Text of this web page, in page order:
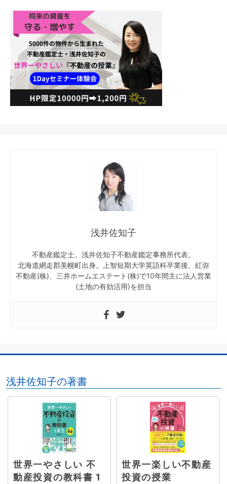
浅井佐知子
不動産鑑定士。浅井佐知子不動産鑑定事務所代表。
北海道網走郡美幌町出身。上智短期大学英語科卒業後、紅弥
不動産(株)、三井ホームエステート(株)で10年間主に法人営業
(土地の有効活用)を担当
浅井佐知子の著書
世界一やさしい 不
動産投資の教科書 1
世界一楽しい不動産
投資の授業